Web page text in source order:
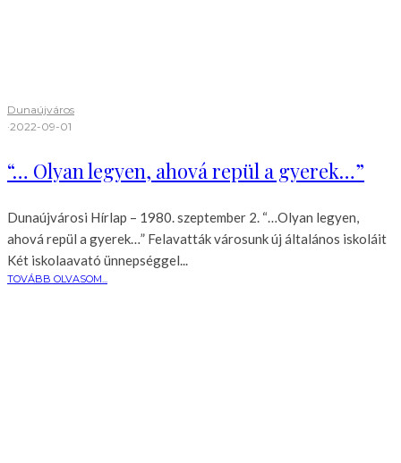
Dunaújváros
·2022-09-01
“… Olyan legyen, ahová repül a gyerek…”
Dunaújvárosi Hírlap – 1980. szeptember 2. “…Olyan legyen,
ahová repül a gyerek…” Felavatták városunk új általános iskoláit
Két iskolaavató ünnepséggel...
TOVÁBB OLVASOM...